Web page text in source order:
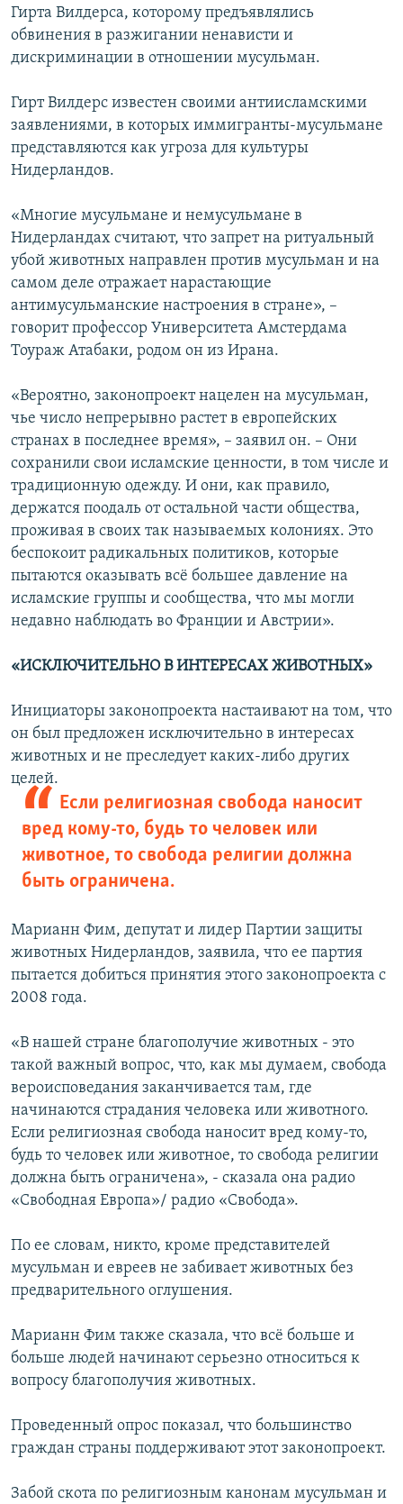
Гирта Вилдерса, которому предъявлялись
обвинения в разжигании ненависти и
дискриминации в отношении мусульман.
Гирт Вилдерс известен своими антиисламскими
заявлениями, в которых иммигранты-мусульмане
представляются как угроза для культуры
Нидерландов.
«Многие мусульмане и немусульмане в
Нидерландах считают, что запрет на ритуальный
убой животных направлен против мусульман и на
самом деле отражает нарастающие
антимусульманские настроения в стране», –
говорит профессор Университета Амстердама
Тоураж Атабаки, родом он из Ирана.
«Вероятно, законопроект нацелен на мусульман,
чье число непрерывно растет в европейских
странах в последнее время», – заявил он. – Они
сохранили свои исламские ценности, в том числе и
традиционную одежду. И они, как правило,
держатся поодаль от остальной части общества,
проживая в своих так называемых колониях. Это
беспокоит радикальных политиков, которые
пытаются оказывать всё большее давление на
исламские группы и сообщества, что мы могли
недавно наблюдать во Франции и Австрии».
«ИСКЛЮЧИТЕЛЬНО В ИНТЕРЕСАХ ЖИВОТНЫХ»
Инициаторы законопроекта настаивают на том, что
он был предложен исключительно в интересах
животных и не преследует каких-либо других
целей.
Если религиозная свобода наносит
вред кому-то, будь то человек или
животное, то свобода религии должна
быть ограничена.
Марианн Фим, депутат и лидер Партии защиты
животных Нидерландов, заявила, что ее партия
пытается добиться принятия этого законопроекта с
2008 года.
«В нашей стране благополучие животных - это
такой важный вопрос, что, как мы думаем, свобода
вероисповедания заканчивается там, где
начинаются страдания человека или животного.
Если религиозная свобода наносит вред кому-то,
будь то человек или животное, то свобода религии
должна быть ограничена», - сказала она радио
«Свободная Европа»/ радио «Свобода».
По ее словам, никто, кроме представителей
мусульман и евреев не забивает животных без
предварительного оглушения.
Марианн Фим также сказала, что всё больше и
больше людей начинают серьезно относиться к
вопросу благополучия животных.
Проведенный опрос показал, что большинство
граждан страны поддерживают этот законопроект.
Забой скота по религиозным канонам мусульман и